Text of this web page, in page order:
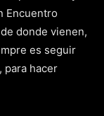
Encuentro
donde vienen,
es seguir
para hacer